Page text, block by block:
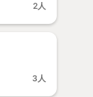
2人
3人